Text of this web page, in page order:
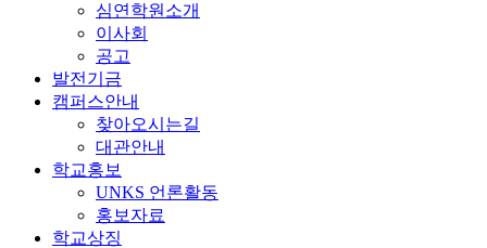
심연학원소개
이사회
공고
발전기금
캠퍼스안내
찾아오시는길
대관안내
학교홍보
UNKS 언론활동
홍보자료
학교상징